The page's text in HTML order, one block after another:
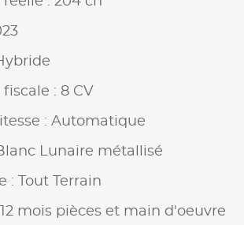
: 8 CV
: Automatique
Lunaire métallisé
: Tout Terrain
mois pièces et main d'oeuvre